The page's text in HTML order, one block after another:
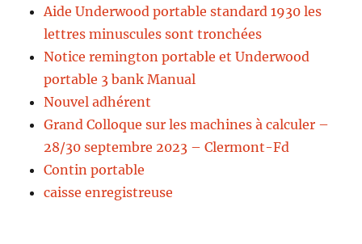
Aide Underwood portable standard 1930 les
lettres minuscules sont tronchées
Notice remington portable et Underwood
portable 3 bank Manual
Nouvel adhérent
Grand Colloque sur les machines à calculer –
28/30 septembre 2023 – Clermont-Fd
Contin portable
caisse enregistreuse